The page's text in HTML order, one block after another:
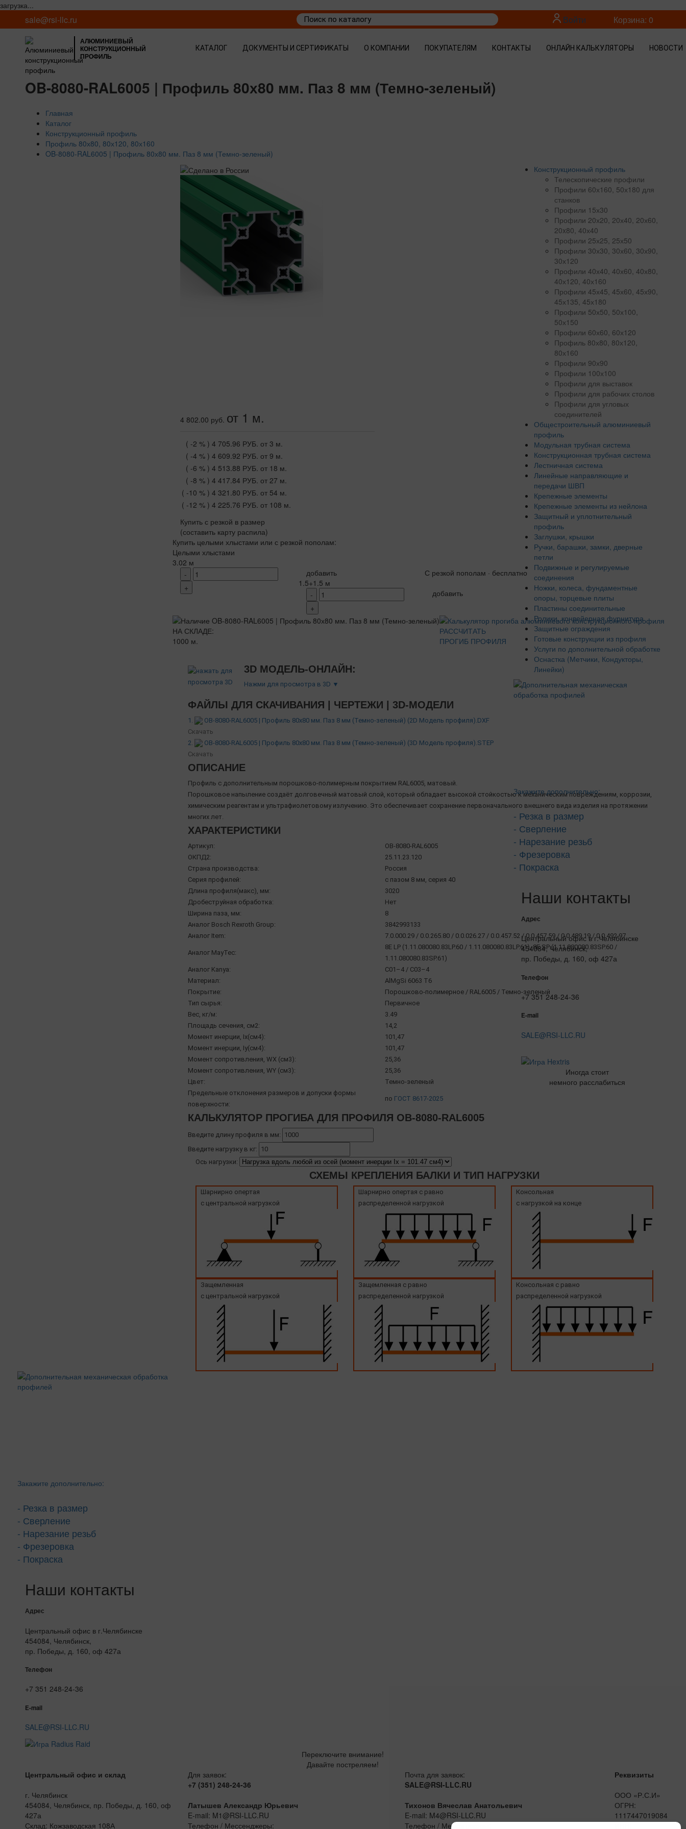
загрузка...
sale@rsi-llc.ru Войти Корзина: 0
АЛЮМИНИЕВЫЙ
КОНСТРУКЦИОННЫЙ
ПРОФИЛЬ
КАТАЛОГ ДОКУМЕНТЫ И СЕРТИФИКАТЫ О КОМПАНИИ ПОКУПАТЕЛЯМ КОНТАКТЫ ОНЛАЙН КАЛЬКУЛЯТОРЫ НОВОСТИ
OB-8080-RAL6005 | Профиль 80х80 мм. Паз 8 мм (Темно-зеленый)
Главная
Каталог
Конструкционный профиль
Профиль 80х80, 80х120, 80х160
OB-8080-RAL6005 | Профиль 80х80 мм. Паз 8 мм (Темно-зеленый)
4 802.00 руб. от 1 м.
( -2 % ) 4 705.96 РУБ. от 3 м.
( -4 % ) 4 609.92 РУБ. от 9 м.
( -6 % ) 4 513.88 РУБ. от 18 м.
( -8 % ) 4 417.84 РУБ. от 27 м.
( -10 % ) 4 321.80 РУБ. от 54 м.
( -12 % ) 4 225.76 РУБ. от 108 м.
Купить с резкой в размер
(составить карту распила)
Купить целыми хлыстами или с резкой пополам:
Целыми хлыстами
3.02 м
-
+
добавить
С резкой пополам · бесплатно
1.5+1.5 м
-
+
добавить
НА СКЛАДЕ:
1000 м.
РАССЧИТАТЬ
ПРОГИБ ПРОФИЛЯ
3D МОДЕЛЬ-ОНЛАЙН:
Нажми для просмотра в 3D ▼
ФАЙЛЫ ДЛЯ СКАЧИВАНИЯ | ЧЕРТЕЖИ | 3D-МОДЕЛИ
1.
OB-8080-RAL6005 | Профиль 80х80 мм. Паз 8 мм (Темно-зеленый) (2D Модель профиля).DXF
Скачать
2.
OB-8080-RAL6005 | Профиль 80х80 мм. Паз 8 мм (Темно-зеленый) (3D Модель профиля).STEP
Скачать
ОПИСАНИЕ
Профиль с дополнительным порошково-полимерным покрытием RAL6005, матовый.
Порошковое напыление создаёт долговечный матовый слой, который обладает высокой стойкостью к механическим повреждениям, коррозии,
химическим реагентам и ультрафиолетовому излучению. Это обеспечивает сохранение первоначального внешнего вида изделия на протяжении
многих лет.
ХАРАКТЕРИСТИКИ
Артикул:
OB-8080-RAL6005
ОКПД2:
25.11.23.120
Страна производства:
Россия
Серия профилей:
с пазом 8 мм, серия 40
Длина профиля(макс), мм:
3020
Дробеструйная обработка:
Нет
Ширина паза, мм:
8
Аналог Bosch Rexroth Group:
3842993133
Аналог Item:
7.0.000.29 / 0.0.265.80 / 0.0.026.27 / 0.0.457.52 / 0.0.457.59 / 0.0.489.19 / 0.0.492.97
Аналог MayTec:
8E LP (1.11.080080.83LP.60 / 1.11.080080.83LP.61), 8E SP (1.11.080080.83SP.60 /
1.11.080080.83SP.61)
Аналог Kanya:
С01–4 / С03–4
Материал:
AlMgSi 6063 Т6
Покрытие:
Порошково-полимерное / RAL6005 / Темно-зеленый
Тип сырья:
Первичное
Вес, кг/м:
3.49
Площадь сечения, см2:
14,2
Момент инерции, Ix(см4):
101,47
Момент инерции, Iy(см4):
101,47
Момент сопротивления, WX (см3):
25,36
Момент сопротивления, WY (см3):
25,36
Цвет:
Темно-зеленый
Предельные отклонения размеров и допуски формы
поверхности:
по ГОСТ 8617-2025
КАЛЬКУЛЯТОР ПРОГИБА ДЛЯ ПРОФИЛЯ OB-8080-RAL6005
Введите длину профиля в мм:
Введите нагрузку в кг:
Ось нагрузки:
СХЕМЫ КРЕПЛЕНИЯ БАЛКИ И ТИП НАГРУЗКИ
Шарнирно опертая
с центральной нагрузкой
Шарнирно опертая с равно
распределенной нагрузкой
Консольная
с нагрузкой на конце
Защемленная
с центральной нагрузкой
Защемленная с равно
распределенной нагрузкой
Консольная с равно
распределенной нагрузкой
Конструкционный профиль
Телескопические профили
Профили 60х160, 50х180 для
станков
Профили 15х30
Профили 20х20, 20х40, 20х60,
20x80, 40х40
Профили 25х25, 25х50
Профили 30х30, 30х60, 30х90,
30х120
Профили 40х40, 40х60, 40х80,
40х120, 40х160
Профили 45х45, 45х60, 45х90,
45х135, 45х180
Профили 50х50, 50х100,
50х150
Профили 60х60, 60х120
Профиль 80х80, 80х120,
80х160
Профили 90х90
Профили 100х100
Профили для выставок
Профили для рабочих столов
Профили для угловых
соединителей
Общестроительный алюминиевый
профиль
Модульная трубная система
Конструкционная трубная система
Лестничная система
Линейные направляющие и
передачи ШВП
Крепежные элементы
Крепежные элементы из нейлона
Защитный и уплотнительный
профиль
Заглушки, крышки
Ручки, барашки, замки, дверные
петли
Подвижные и регулируемые
соединения
Ножки, колеса, фундаментные
опоры, торцевые плиты
Пластины соединительные
Ролики, конвейерная фурнитура
Защитные ограждения
Готовые конструкции из профиля
Услуги по дополнительной обработке
Оснастка (Метчики, Кондукторы,
Линейки)
Закажите дополнительно:
- Резка в размер
- Сверление
- Нарезание резьб
- Фрезеровка
- Покраска
Наши контакты
Адрес
Центральный офис в г.Челябинске
454084, Челябинск,
пр. Победы, д. 160, оф 427а
Телефон
+7 351 248-24-36
E-mail
SALE@RSI-LLC.RU
Иногда стоит
немного расслабиться
Закажите дополнительно:
- Резка в размер
- Сверление
- Нарезание резьб
- Фрезеровка
- Покраска
Наши контакты
Адрес
Центральный офис в г.Челябинске
454084, Челябинск,
пр. Победы, д. 160, оф 427а
Телефон
+7 351 248-24-36
E-mail
SALE@RSI-LLC.RU
Переключите внимание!
Давайте постреляем!
Центральный офис и склад
г. Челябинск
454084, Челябинск, пр. Победы, д. 160, оф
427а
Склад: Кожзаводская 108А
Для заявок:
+7 (351) 248-24-36
Латышев Александр Юрьевич
E-mail: M1@RSI-LLC.RU
Телефон / Мессенджеры:
Почта для заявок:
SALE@RSI-LLC.RU
Тихонов Вячеслав Анатольевич
E-mail: M4@RSI-LLC.RU
Телефон / Мессенджеры:
Реквизиты
ООО «Р.С.И»
ОГРН:
1117447019084
ИНН: